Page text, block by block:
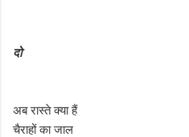
दो
अब रास्ते क्या हैं
चैराहों का जाल